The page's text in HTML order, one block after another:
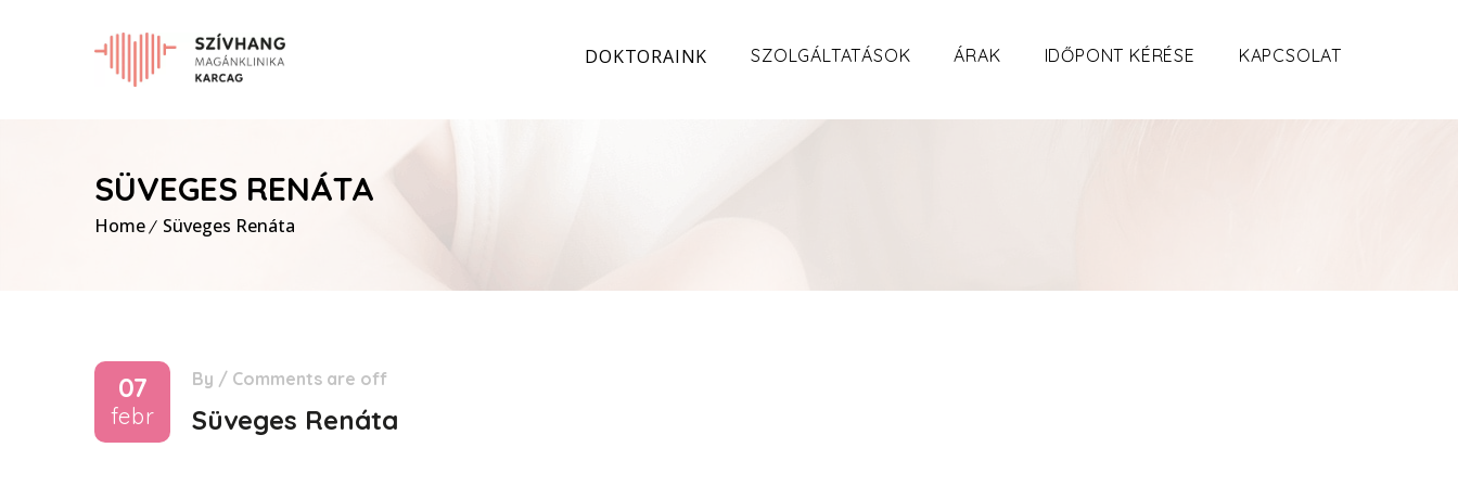
DOKTORAINK SZOLGÁLTATÁSOK ÁRAK IDŐPONT KÉRÉSE KAPCSOLAT
SÜVEGES RENÁTA
Home Süveges Renáta
07
febr
By / Comments are off
Süveges Renáta